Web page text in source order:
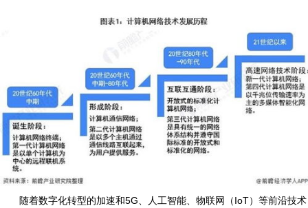
随着数字化转型的加速和5G、人工智能、物联网（IoT）等前沿技术